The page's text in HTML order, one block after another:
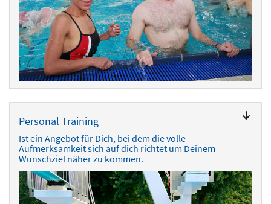
Personal Training
Ist ein Angebot für Dich, bei dem die volle
Aufmerksamkeit sich auf dich richtet um Deinem
Wunschziel näher zu kommen.